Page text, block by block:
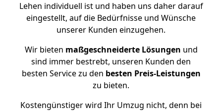
Lehen individuell ist und haben uns daher darauf
eingestellt, auf die Bedürfnisse und Wünsche
unserer Kunden einzugehen.
Wir bieten maßgeschneiderte Lösungen und
sind immer bestrebt, unseren Kunden den
besten Service zu den besten Preis-Leistungen
zu bieten.
Kostengünstiger wird Ihr Umzug nicht, denn bei